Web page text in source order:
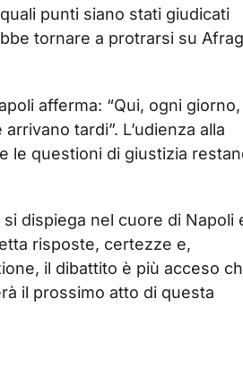
punti siano stati giudicati
tornare a protrarsi su
afferma: “Qui, ogni giorno,
tardi”. L’udienza alla
le questioni di giustizia
dispiega nel cuore di Napoli
risposte, certezze e,
il dibattito è più acceso
il prossimo atto di questa